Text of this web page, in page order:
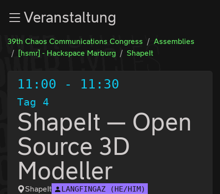
Zum InhaltVeranstaltung
39th Chaos Communications Congress
Assemblies
[hsmr] - Hackspace Marburg
ShapeIt
11:00 - 11:30
Tag 4
ShapeIt — Open
Source 3D
Modeller
ShapeIt LANGFINGAZ (HE/HIM)